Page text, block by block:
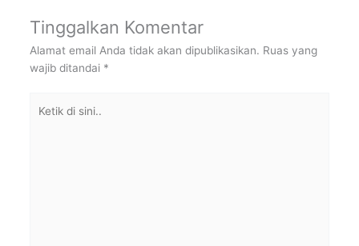
Tinggalkan Komentar
Alamat email Anda tidak akan dipublikasikan. Ruas yang
wajib ditandai *